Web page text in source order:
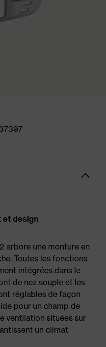
et design
arbore une monture en
Toutes les fonctions
intégrées dans le
de nez souple et les
réglables de façon
pour un champ de
ventilation situées sur
un climat